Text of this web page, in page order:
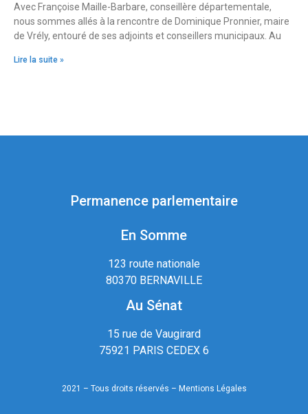
Avec Françoise Maille-Barbare, conseillère départementale,
nous sommes allés à la rencontre de Dominique Pronnier, maire
de Vrély, entouré de ses adjoints et conseillers municipaux. Au
Lire la suite »
Permanence parlementaire
En Somme
123 route nationale
80370 BERNAVILLE
Au Sénat
15 rue de Vaugirard
75921 PARIS CEDEX 6
2021 – Tous droits réservés – Mentions Légales